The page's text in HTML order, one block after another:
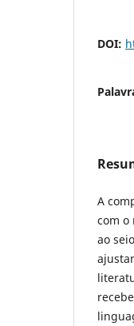
DOI:
A
com o
ao